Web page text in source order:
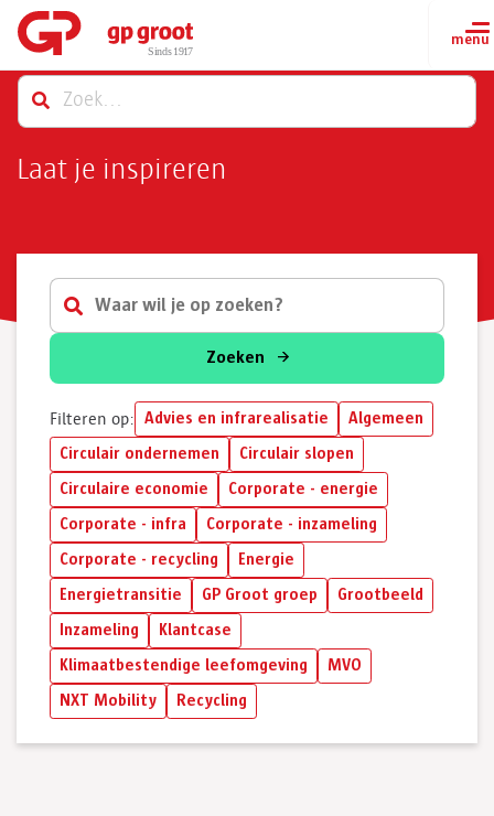
Laat je inspireren
Zoeken
Filteren op: Advies en infrarealisatie
Algemeen
Circulair ondernemen
Circulair slopen
Circulaire economie
Corporate - energie
Corporate - infra
Corporate - inzameling
Corporate - recycling
Energie
Energietransitie
GP Groot groep
Grootbeeld
Inzameling
Klantcase
Klimaatbestendige leefomgeving
MVO
NXT Mobility
Recycling